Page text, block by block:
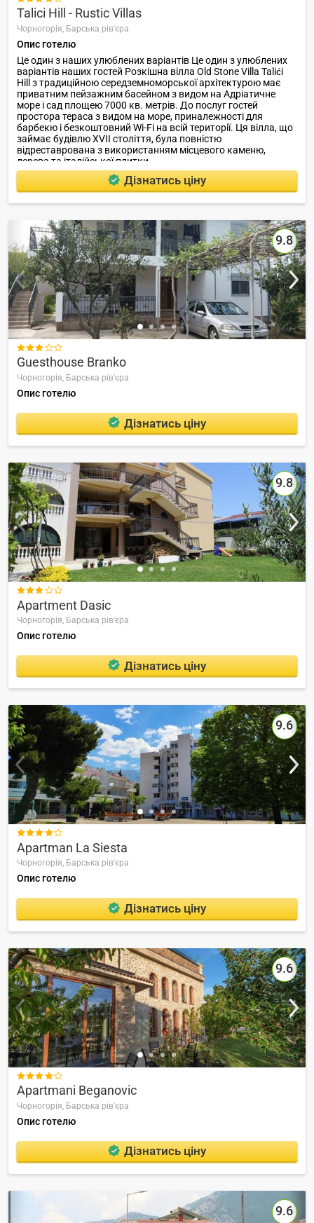
Talici Hill - Rustic Villas
Чорногорія, Барська рів'єра
Опис готелю
Це один з наших улюблених варіантів Це один з улюблених
варіантів наших гостей Розкішна вілла Old Stone Villa Talići
Hill з традиційною середземноморської архітектурою має
приватним пейзажним басейном з видом на Адріатичне
море і сад площею 7000 кв. метрів. До послуг гостей
простора тераса з видом на море, приналежності для
барбекю і безкоштовний Wi-Fi на всій території. Ця вілла, що
займає будівлю XVII століття, була повністю
відреставрована з використанням місцевого каменю,
дерева та італійської плитки.
Дізнатись ціну
9.8

Guesthouse Branko
Чорногорія, Барська рів'єра
Опис готелю
Дізнатись ціну
9.8

Apartment Dasic
Чорногорія, Барська рів'єра
Опис готелю
Дізнатись ціну
9.6

Apartman La Siesta
Чорногорія, Барська рів'єра
Опис готелю
Дізнатись ціну
9.6

Apartmani Beganovic
Чорногорія, Барська рів'єра
Опис готелю
Дізнатись ціну
9.6